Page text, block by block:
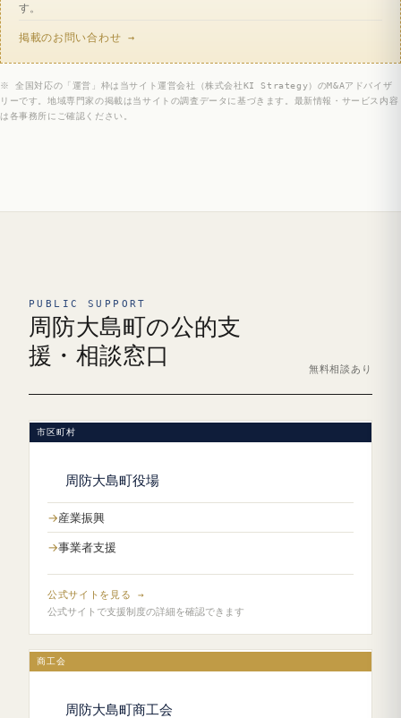
す。
掲載のお問い合わせ →
※ 全国対応の「運営」枠は当サイト運営会社（株式会社KI Strategy）のM&Aアドバイザ
リーです。地域専門家の掲載は当サイトの調査データに基づきます。最新情報・サービス内容
は各事務所にご確認ください。
PUBLIC SUPPORT
周防大島町の公的支
援・相談窓口
無料相談あり
市区町村
周防大島町役場
産業振興
事業者支援
公式サイトを見る →
公式サイトで支援制度の詳細を確認できます
商工会
周防大島町商工会